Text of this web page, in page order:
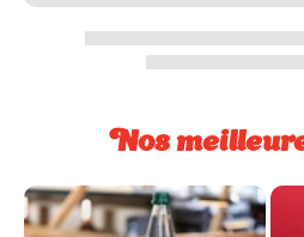
Nos